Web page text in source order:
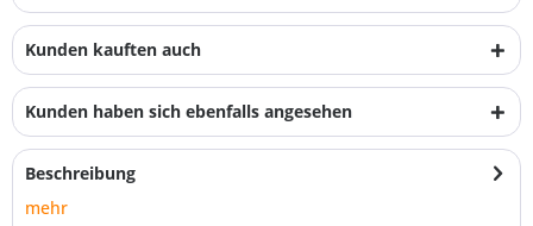
Kunden kauften auch
Kunden haben sich ebenfalls angesehen
Beschreibung
mehr